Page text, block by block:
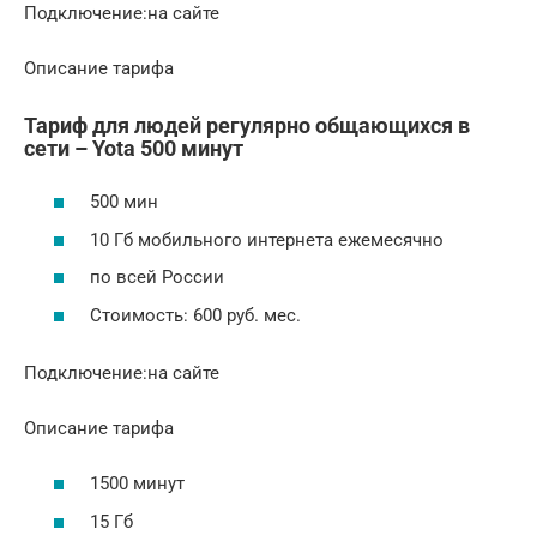
Подключение:на сайте
Описание тарифа
Тариф для людей регулярно общающихся в
сети – Yota 500 минут
500 мин
10 Гб мобильного интернета ежемесячно
по всей России
Стоимость: 600 руб. мес.
Подключение:на сайте
Описание тарифа
1500 минут
15 Гб